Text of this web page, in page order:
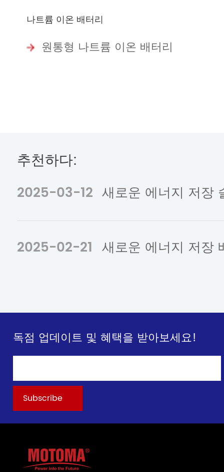
나트륨 이온 배터리
원통형 나트륨 이온 배터리
추천하다:
2025-03-12
2025-02-21
독점 업데이트 및 혜택을 받아보세요!